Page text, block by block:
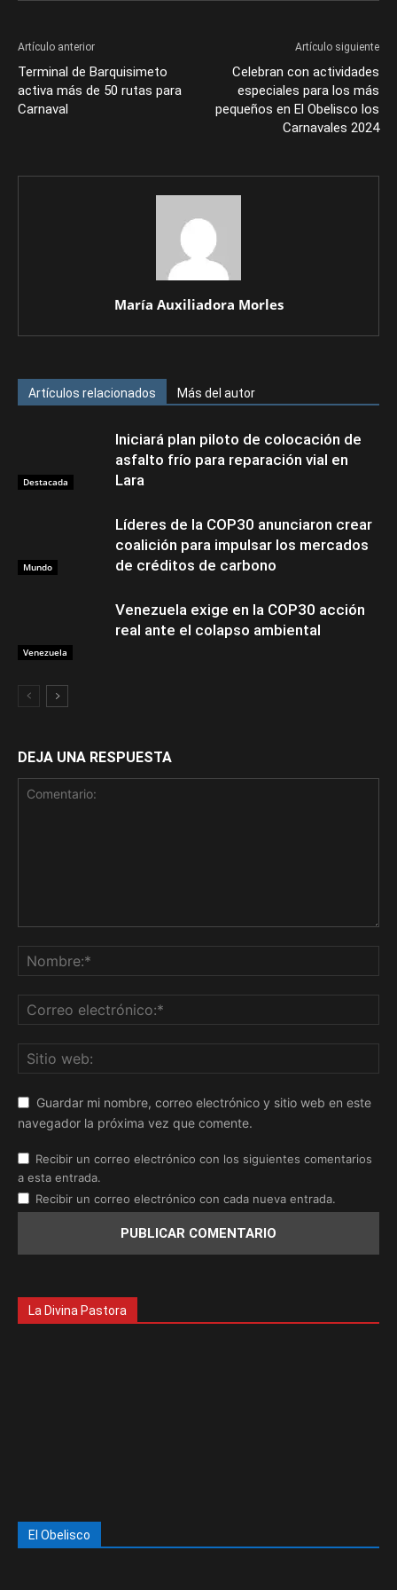
Artículo anterior
Terminal de Barquisimeto
activa más de 50 rutas para
Carnaval
Artículo siguiente
Celebran con actividades
especiales para los más
pequeños en El Obelisco los
Carnavales 2024
María Auxiliadora Morles
Artículos relacionados Más del autor
Destacada
Iniciará plan piloto de colocación de
asfalto frío para reparación vial en
Lara
Mundo
Líderes de la COP30 anunciaron crear
coalición para impulsar los mercados
de créditos de carbono
Venezuela
Venezuela exige en la COP30 acción
real ante el colapso ambiental
DEJA UNA RESPUESTA
Guardar mi nombre, correo electrónico y sitio web en este
navegador la próxima vez que comente.
Recibir un correo electrónico con los siguientes comentarios
a esta entrada.
Recibir un correo electrónico con cada nueva entrada.
La Divina Pastora
El Obelisco